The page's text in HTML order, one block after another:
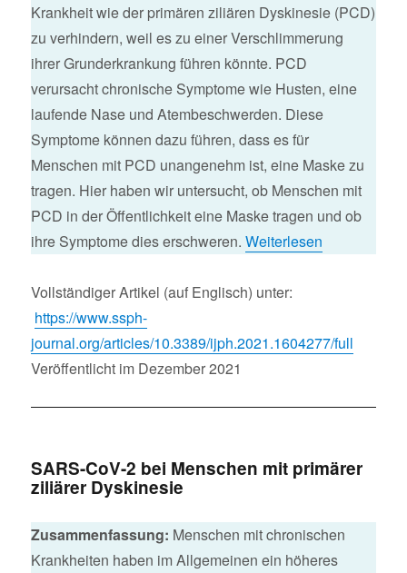
Krankheit wie der primären ziliären Dyskinesie (PCD)
zu verhindern, weil es zu einer Verschlimmerung
ihrer Grunderkrankung führen könnte. PCD
verursacht chronische Symptome wie Husten, eine
laufende Nase und Atembeschwerden. Diese
Symptome können dazu führen, dass es für
Menschen mit PCD unangenehm ist, eine Maske zu
tragen. Hier haben wir untersucht, ob Menschen mit
PCD in der Öffentlichkeit eine Maske tragen und ob
ihre Symptome dies erschweren.Weiterlesen
Vollständiger Artikel (auf Englisch) unter:
https://www.ssph-
journal.org/articles/10.3389/ijph.2021.1604277/full
Veröffentlicht im Dezember 2021
SARS-CoV-2 bei Menschen mit primärer
ziliärer Dyskinesie
Zusammenfassung: Menschen mit chronischen
Krankheiten haben im Allgemeinen ein höheres